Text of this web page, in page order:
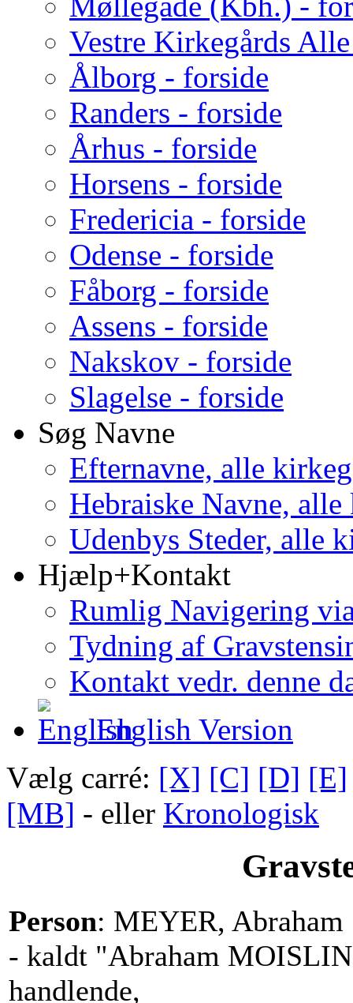
Vestre Kirkegårds
Ålborg - forside
Randers - forside
Århus - forside
Horsens - forside
Fredericia - forside
Odense - forside
Fåborg - forside
Assens - forside
Nakskov - forside
Slagelse - forside
Søg Navne
Efternavne, alle
Hebraiske Navne,
Udenbys Steder, alle
Hjælp+Kontakt
Rumlig Navigering
Tydning af
Kontakt vedr. denne
English Version
Vælg carré: [X] [C] [D] [E]
[MB] - eller Kronologisk
Person: MEYER, Abraham
- kaldt "Abraham
handlende,